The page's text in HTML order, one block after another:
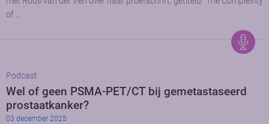
of …
Podcast
Wel of geen PSMA-PET/CT bij gemetastaseerd
prostaatkanker?
03 december 2025